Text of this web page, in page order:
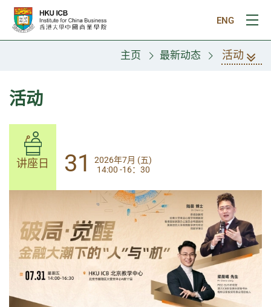
跳往主要内容
ENG
打
主页 最新动态 活动
活动
讲座日 31
2026年7月 (五)
14:00-17:30
讲座日 31
2026年7月 (五)
14:00 -16：30